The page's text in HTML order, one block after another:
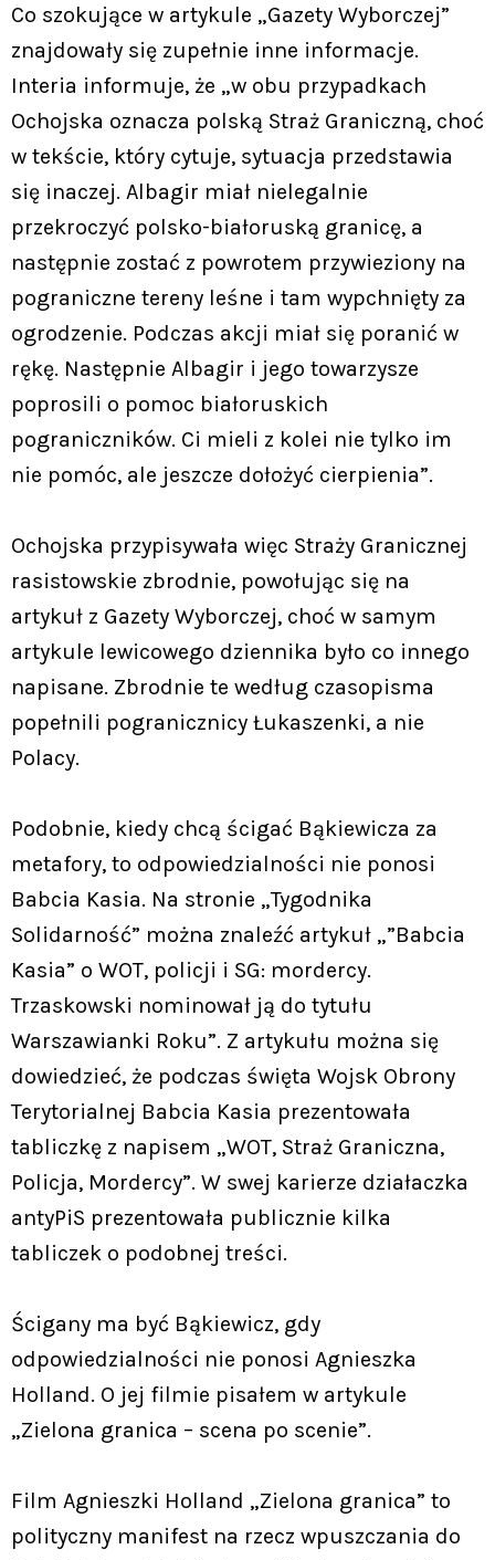
Co szokujące w artykule „Gazety Wyborczej”
znajdowały się zupełnie inne informacje.
Interia informuje, że „w obu przypadkach
Ochojska oznacza polską Straż Graniczną, choć
w tekście, który cytuje, sytuacja przedstawia
się inaczej. Albagir miał nielegalnie
przekroczyć polsko-białoruską granicę, a
następnie zostać z powrotem przywieziony na
pograniczne tereny leśne i tam wypchnięty za
ogrodzenie. Podczas akcji miał się poranić w
rękę. Następnie Albagir i jego towarzysze
poprosili o pomoc białoruskich
pograniczników. Ci mieli z kolei nie tylko im
nie pomóc, ale jeszcze dołożyć cierpienia”.
Ochojska przypisywała więc Straży Granicznej
rasistowskie zbrodnie, powołując się na
artykuł z Gazety Wyborczej, choć w samym
artykule lewicowego dziennika było co innego
napisane. Zbrodnie te według czasopisma
popełnili pogranicznicy Łukaszenki, a nie
Polacy.
Podobnie, kiedy chcą ścigać Bąkiewicza za
metafory, to odpowiedzialności nie ponosi
Babcia Kasia. Na stronie „Tygodnika
Solidarność” można znaleźć artykuł „”Babcia
Kasia” o WOT, policji i SG: mordercy.
Trzaskowski nominował ją do tytułu
Warszawianki Roku”. Z artykułu można się
dowiedzieć, że podczas święta Wojsk Obrony
Terytorialnej Babcia Kasia prezentowała
tabliczkę z napisem „WOT, Straż Graniczna,
Policja, Mordercy”. W swej karierze działaczka
antyPiS prezentowała publicznie kilka
tabliczek o podobnej treści.
Ścigany ma być Bąkiewicz, gdy
odpowiedzialności nie ponosi Agnieszka
Holland. O jej filmie pisałem w artykule
„Zielona granica – scena po scenie”.
Film Agnieszki Holland „Zielona granica” to
polityczny manifest na rzecz wpuszczania do